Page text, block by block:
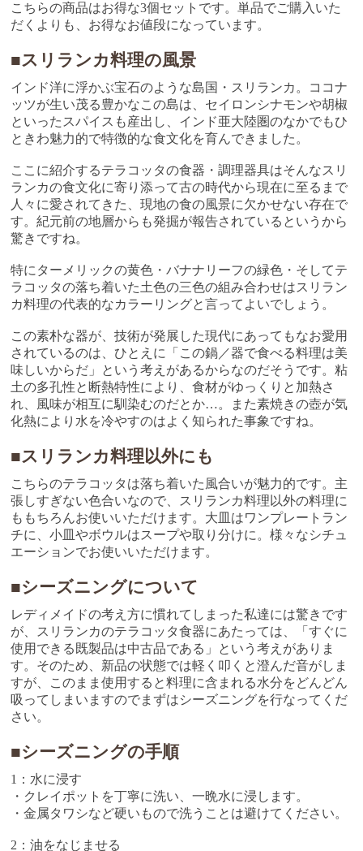
こちらの商品はお得な3個セットです。単品でご購入いた
だくよりも、お得なお値段になっています。
■スリランカ料理の風景
インド洋に浮かぶ宝石のような島国・スリランカ。ココナ
ッツが生い茂る豊かなこの島は、セイロンシナモンや胡椒
といったスパイスも産出し、インド亜大陸圏のなかでもひ
ときわ魅力的で特徴的な食文化を育んできました。
ここに紹介するテラコッタの食器・調理器具はそんなスリ
ランカの食文化に寄り添って古の時代から現在に至るまで
人々に愛されてきた、現地の食の風景に欠かせない存在で
す。紀元前の地層からも発掘が報告されているというから
驚きですね。
特にターメリックの黄色・バナナリーフの緑色・そしてテ
ラコッタの落ち着いた土色の三色の組み合わせはスリラン
カ料理の代表的なカラーリングと言ってよいでしょう。
この素朴な器が、技術が発展した現代にあってもなお愛用
されているのは、ひとえに「この鍋／器で食べる料理は美
味しいからだ」という考えがあるからなのだそうです。粘
土の多孔性と断熱特性により、食材がゆっくりと加熱さ
れ、風味が相互に馴染むのだとか…。また素焼きの壺が気
化熱により水を冷やすのはよく知られた事象ですね。
■スリランカ料理以外にも
こちらのテラコッタは落ち着いた風合いが魅力的です。主
張しすぎない色合いなので、スリランカ料理以外の料理に
ももちろんお使いいただけます。大皿はワンプレートラン
チに、小皿やボウルはスープや取り分けに。様々なシチュ
エーションでお使いいただけます。
■シーズニングについて
レディメイドの考え方に慣れてしまった私達には驚きです
が、スリランカのテラコッタ食器にあたっては、「すぐに
使用できる既製品は中古品である」という考えがありま
す。そのため、新品の状態では軽く叩くと澄んだ音がしま
すが、このまま使用すると料理に含まれる水分をどんどん
吸ってしまいますのでまずはシーズニングを行なってくだ
さい。
■シーズニングの手順
1：水に浸す
・クレイポットを丁寧に洗い、一晩水に浸します。
・金属タワシなど硬いもので洗うことは避けてください。
2：油をなじませる